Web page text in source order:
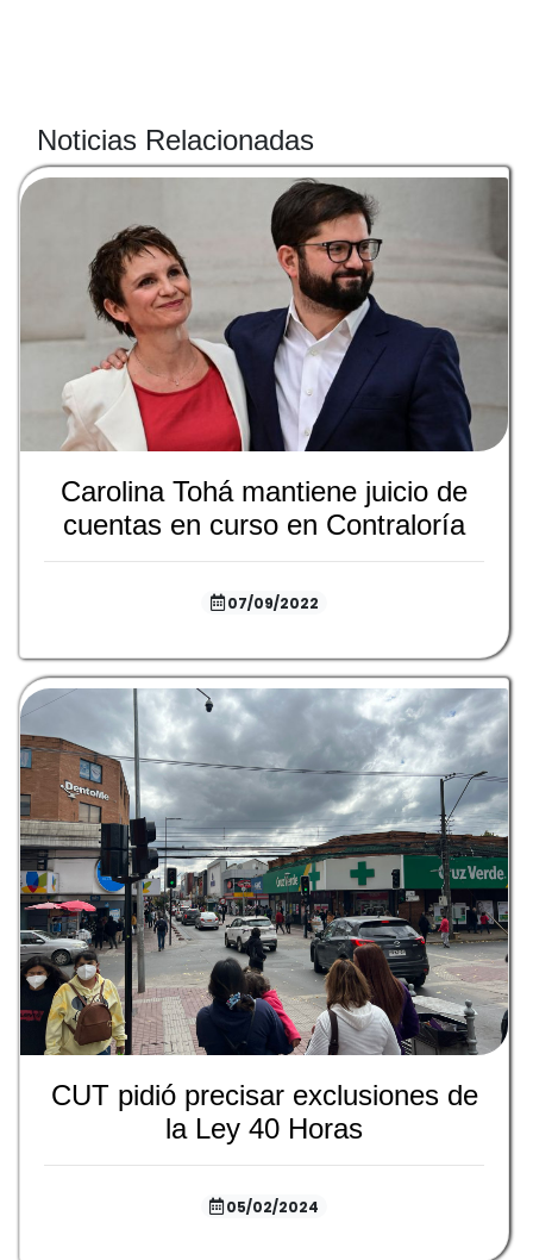
Noticias Relacionadas
Carolina Tohá mantiene juicio de
cuentas en curso en Contraloría
07/09/2022
CUT pidió precisar exclusiones de
la Ley 40 Horas
05/02/2024